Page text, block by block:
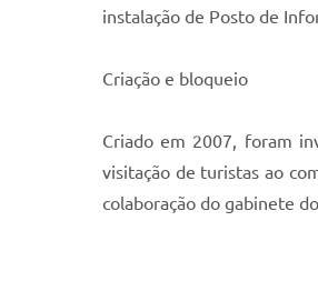
instalação de Posto de
Criação e bloqueio
Criado em 2007, foram
visitação de turistas ao
colaboração do gabinete